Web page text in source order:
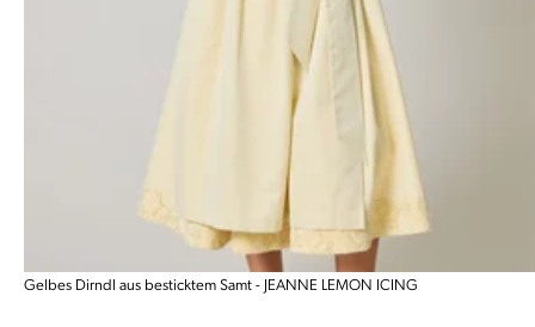
Gelbes Dirndl aus besticktem Samt - JEANNE LEMON ICING